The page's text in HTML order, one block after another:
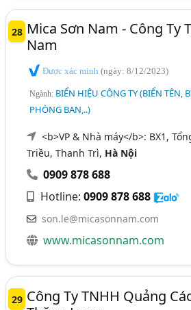
28 Mica Sơn Nam - Công Ty
Nam
Được xác minh(ngày: 8/12/2023)
Ngành: BIỂN HIỆU CÔNG TY (BIỂN TÊN,
PHÒNG BAN,..)
<b>VP & Nhà máy</b>: BX1,
Triều, Thanh Trì, Hà Nội
0909 878 688
Hotline:0909 878 688
son.le@micasonnam.com
www.micasonnam.com
29 Công Ty TNHH Quảng